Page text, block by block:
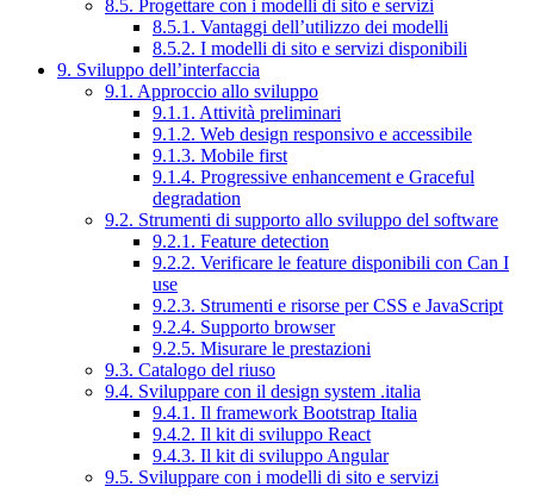
8.5. Progettare con i modelli di sito e servizi
8.5.1. Vantaggi dell’utilizzo dei modelli
8.5.2. I modelli di sito e servizi disponibili
9. Sviluppo dell’interfaccia
9.1. Approccio allo sviluppo
9.1.1. Attività preliminari
9.1.2. Web design responsivo e accessibile
9.1.3. Mobile first
9.1.4. Progressive enhancement e Graceful
degradation
9.2. Strumenti di supporto allo sviluppo del software
9.2.1. Feature detection
9.2.2. Verificare le feature disponibili con Can I
use
9.2.3. Strumenti e risorse per CSS e JavaScript
9.2.4. Supporto browser
9.2.5. Misurare le prestazioni
9.3. Catalogo del riuso
9.4. Sviluppare con il design system .italia
9.4.1. Il framework Bootstrap Italia
9.4.2. Il kit di sviluppo React
9.4.3. Il kit di sviluppo Angular
9.5. Sviluppare con i modelli di sito e servizi